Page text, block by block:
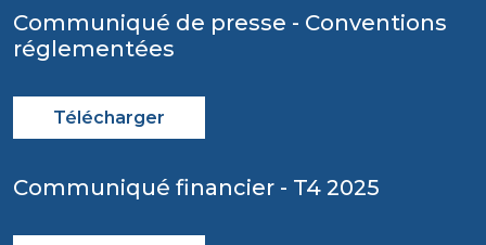
Communiqué de presse - Conventions
réglementées
Télécharger
Communiqué financier - T4 2025